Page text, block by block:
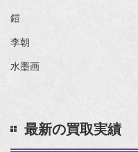
鎧
李朝
水墨画
最新の買取実績